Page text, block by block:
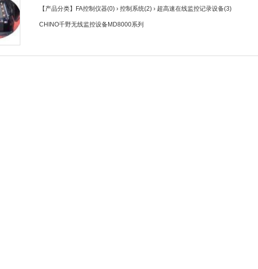
【产品分类】FA控制仪器(0) › 控制系统(2) › 超高速在线监控记录设备(3)
CHINO千野无线监控设备MD8000系列